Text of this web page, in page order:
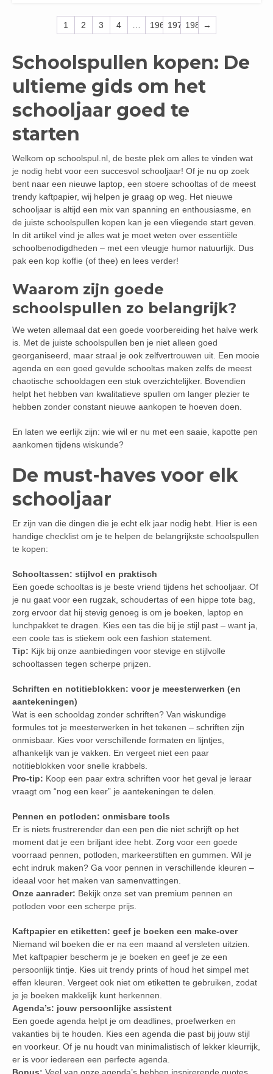
1 2 3 4 … 196 197 198 →
Schoolspullen kopen: De
ultieme gids om het
schooljaar goed te
starten
Welkom op schoolspul.nl, de beste plek om alles te vinden wat
je nodig hebt voor een succesvol schooljaar! Of je nu op zoek
bent naar een nieuwe laptop, een stoere schooltas of de meest
trendy kaftpapier, wij helpen je graag op weg. Het nieuwe
schooljaar is altijd een mix van spanning en enthousiasme, en
de juiste schoolspullen kopen kan je een vliegende start geven.
In dit artikel vind je alles wat je moet weten over essentiële
schoolbenodigdheden – met een vleugje humor natuurlijk. Dus
pak een kop koffie (of thee) en lees verder!
Waarom zijn goede
schoolspullen zo belangrijk?
We weten allemaal dat een goede voorbereiding het halve werk
is. Met de juiste schoolspullen ben je niet alleen goed
georganiseerd, maar straal je ook zelfvertrouwen uit. Een mooie
agenda en een goed gevulde schooltas maken zelfs de meest
chaotische schooldagen een stuk overzichtelijker. Bovendien
helpt het hebben van kwalitatieve spullen om langer plezier te
hebben zonder constant nieuwe aankopen te hoeven doen.
En laten we eerlijk zijn: wie wil er nu met een saaie, kapotte pen
aankomen tijdens wiskunde?
De must-haves voor elk
schooljaar
Er zijn van die dingen die je echt elk jaar nodig hebt. Hier is een
handige checklist om je te helpen de belangrijkste schoolspullen
te kopen:
Schooltassen: stijlvol en praktisch
Een goede schooltas is je beste vriend tijdens het schooljaar. Of
je nu gaat voor een rugzak, schoudertas of een hippe tote bag,
zorg ervoor dat hij stevig genoeg is om je boeken, laptop en
lunchpakket te dragen. Kies een tas die bij je stijl past – want ja,
een coole tas is stiekem ook een fashion statement.
Tip: Kijk bij onze aanbiedingen voor stevige en stijlvolle
schooltassen tegen scherpe prijzen.
Schriften en notitieblokken: voor je meesterwerken (en
aantekeningen)
Wat is een schooldag zonder schriften? Van wiskundige
formules tot je meesterwerken in het tekenen – schriften zijn
onmisbaar. Kies voor verschillende formaten en lijntjes,
afhankelijk van je vakken. En vergeet niet een paar
notitieblokken voor snelle krabbels.
Pro-tip: Koop een paar extra schriften voor het geval je leraar
vraagt om “nog een keer” je aantekeningen te delen.
Pennen en potloden: onmisbare tools
Er is niets frustrerender dan een pen die niet schrijft op het
moment dat je een briljant idee hebt. Zorg voor een goede
voorraad pennen, potloden, markeerstiften en gummen. Wil je
echt indruk maken? Ga voor pennen in verschillende kleuren –
ideaal voor het maken van samenvattingen.
Onze aanrader: Bekijk onze set van premium pennen en
potloden voor een scherpe prijs.
Kaftpapier en etiketten: geef je boeken een make-over
Niemand wil boeken die er na een maand al versleten uitzien.
Met kaftpapier bescherm je je boeken en geef je ze een
persoonlijk tintje. Kies uit trendy prints of houd het simpel met
effen kleuren. Vergeet ook niet om etiketten te gebruiken, zodat
je je boeken makkelijk kunt herkennen.
Agenda’s: jouw persoonlijke assistent
Een goede agenda helpt je om deadlines, proefwerken en
vakanties bij te houden. Kies een agenda die past bij jouw stijl
en voorkeur. Of je nu houdt van minimalistisch of lekker kleurrijk,
er is voor iedereen een perfecte agenda.